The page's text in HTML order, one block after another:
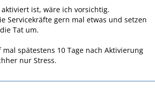
ist, wäre ich vorsichtig.
Servicekräfte gern mal etwas und setzen
Tat um.
spätestens 10 Tage nach Aktivierung
nur Stress.